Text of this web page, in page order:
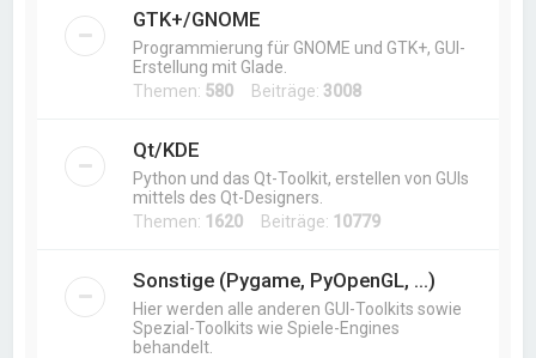
GTK+/GNOME
Programmierung für GNOME und GTK+, GUI-
Erstellung mit Glade.
Themen: 580 Beiträge: 3008
Qt/KDE
Python und das Qt-Toolkit, erstellen von GUIs
mittels des Qt-Designers.
Themen: 1620 Beiträge: 10779
Sonstige (Pygame, PyOpenGL, ...)
Hier werden alle anderen GUI-Toolkits sowie
Spezial-Toolkits wie Spiele-Engines
behandelt.